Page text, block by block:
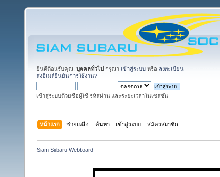
ยินดีต้อนรับคุณ, บุคคลทั่วไป กรุณา เข้าสู่ระบบ หรือ ลงทะเบียน
ส่งอีเมล์ยืนยันการใช้งาน?
เข้าสู่ระบบด้วยชื่อผู้ใช้ รหัสผ่าน และระยะเวลาในเซสชั่น
หน้าแรก ช่วยเหลือ ค้นหา เข้าสู่ระบบ สมัครสมาชิก
Siam Subaru Webboard